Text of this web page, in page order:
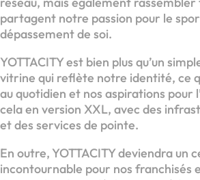
partagent notre passion pour le
dépassement de soi.
YOTTACITY est bien plus qu’un
vitrine qui reflète notre identité, ce
au quotidien et nos aspirations pour
cela en version XXL, avec des
et des services de pointe.
En outre, YOTTACITY deviendra un
incontournable pour nos franchisés